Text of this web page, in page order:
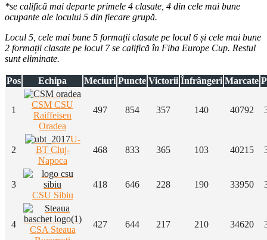
*se califică mai departe primele 4 clasate, 4 din cele mai bune
ocupante ale locului 5 din fiecare grupă.
Locul 5, cele mai bune 5 formații clasate pe locul 6 și cele mai bune
2 formații clasate pe locul 7 se califică în Fiba Europe Cup. Restul
sunt eliminate.
Pos Echipa Meciuri Puncte Victorii Înfrângeri Marcate
1
CSM CSU
Raiffeisen
Oradea
497 854 357 140 40792
2
U-
BT Cluj-
Napoca
468 833 365 103 40215
3
CSU Sibiu
418 646 228 190 33950
4
CSA Steaua
427 644 217 210 34620